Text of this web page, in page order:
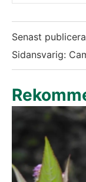
Senast
Sidansvarig: